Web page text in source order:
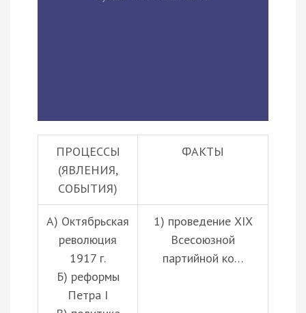
ПРОЦЕССЫ
(ЯВЛЕНИЯ,
СОБЫТИЯ)
ФАКТЫ
А) Октябрьская
революция
1917 г.
Б) реформы
Петра I
1) проведение XIX
Всесоюзной
партийной ко…